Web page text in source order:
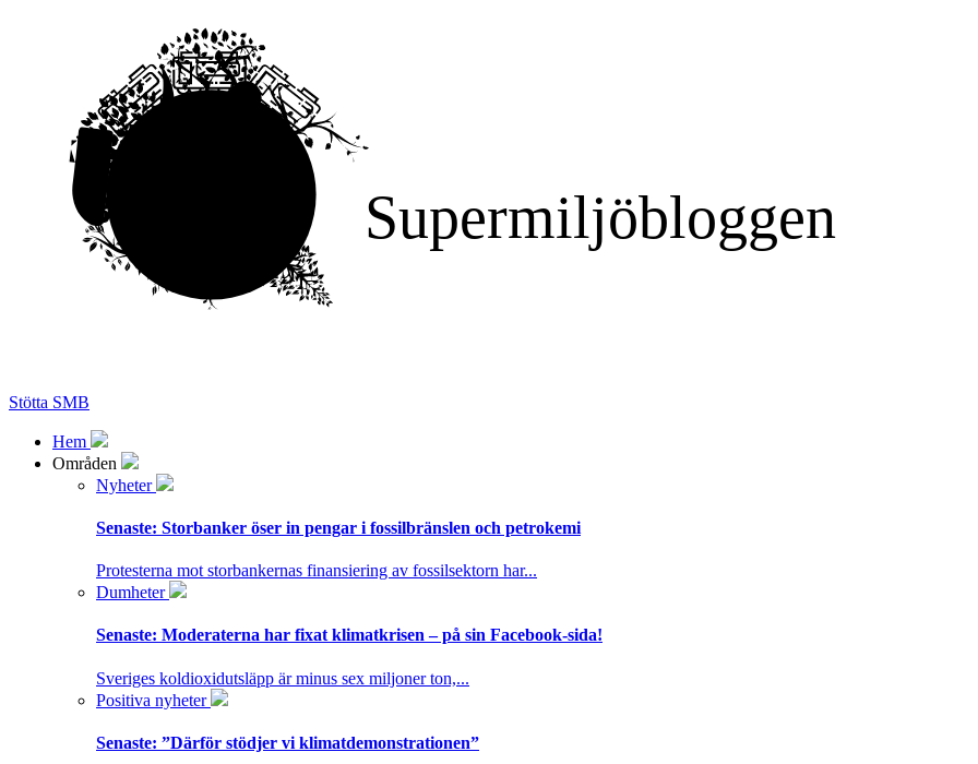
Supermiljöbloggen
Stötta SMB
Hem
Områden
Nyheter
Senaste: Storbanker öser in pengar i fossilbränslen och petrokemi
Protesterna mot storbankernas finansiering av fossilsektorn har...
Dumheter
Senaste: Moderaterna har fixat klimatkrisen – på sin Facebook-sida!
Sveriges koldioxidutsläpp är minus sex miljoner ton,...
Positiva nyheter
Senaste: ”Därför stödjer vi klimatdemonstrationen”